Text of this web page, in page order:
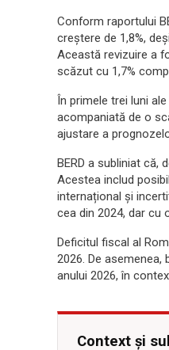
Conform raportului
creștere de 1,8%,
Această revizuire a
scăzut cu 1,7%
În primele trei luni
acompaniată de o
ajustare a
BERD a subliniat că,
Acestea includ
internațional și
cea din 2024, dar cu
Deficitul fiscal al
2026. De
anului 2026, în
Context și